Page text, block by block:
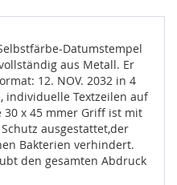
Datumstempel
aus Metall. Er
12. NOV. 2032 in 4
individuelle Textzeilen auf
x 45 mmer Griff ist mit
ausgestattet,der
Bakterien verhindert.
den gesamten Abdruck